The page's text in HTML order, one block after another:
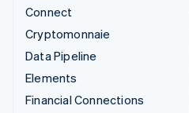
Connect
Cryptomonnaie
Data Pipeline
Elements
Financial Connections